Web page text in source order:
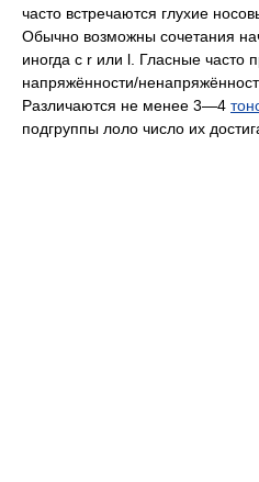
часто встречаются глухие
Обычно возможны сочетания
иногда с r или l. Гласные часто
напряжённости​/​
Различаются не менее 3—4
подгруппы лоло число их